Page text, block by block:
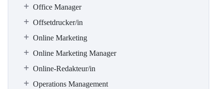
Office Manager
Offsetdrucker/in
Online Marketing
Online Marketing Manager
Online-Redakteur/in
Operations Management